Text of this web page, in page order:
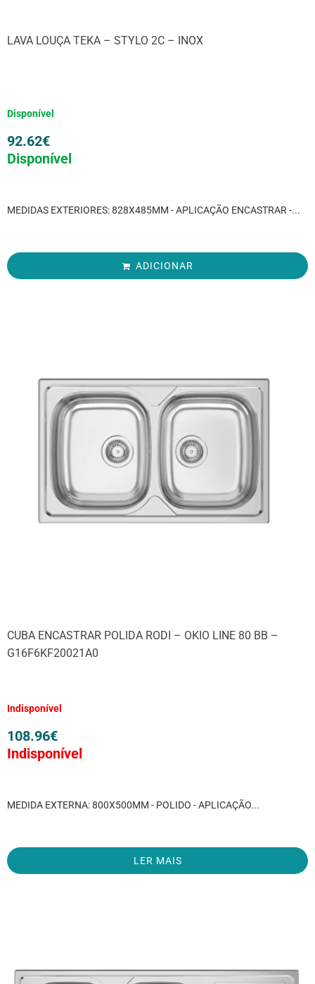
LAVA LOUÇA TEKA – STYLO 2C – INOX
Disponível
92.62€
Disponível
MEDIDAS EXTERIORES: 828X485MM - APLICAÇÃO ENCASTRAR -...
ADICIONAR
CUBA ENCASTRAR POLIDA RODI – OKIO LINE 80 BB –
G16F6KF20021A0
Indisponível
108.96€
Indisponível
MEDIDA EXTERNA: 800X500MM - POLIDO - APLICAÇÃO...
LER MAIS